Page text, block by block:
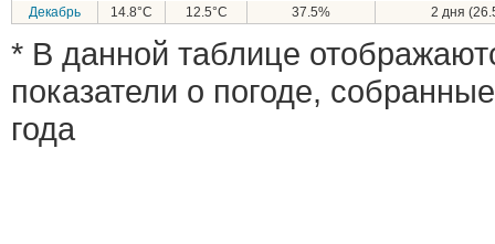
Декабрь
14.8°C 12.5°C 37.5% 2 дня
* В данной таблице
показатели о погоде,
года